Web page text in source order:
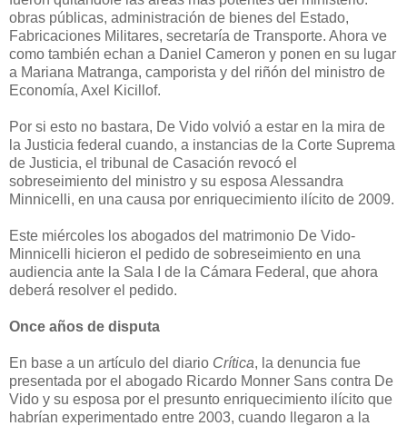
obras públicas, administración de bienes del Estado,
Fabricaciones Militares, secretaría de Transporte. Ahora ve
como también echan a Daniel Cameron y ponen en su lugar
a Mariana Matranga, camporista y del riñón del ministro de
Economía, Axel Kicillof.
Por si esto no bastara, De Vido volvió a estar en la mira de
la Justicia federal cuando, a instancias de la Corte Suprema
de Justicia, el tribunal de Casación revocó el
sobreseimiento del ministro y su esposa Alessandra
Minnicelli, en una causa por enriquecimiento ilícito de 2009.
Este miércoles los abogados del matrimonio De Vido-
Minnicelli hicieron el pedido de sobreseimiento en una
audiencia ante la Sala I de la Cámara Federal, que ahora
deberá resolver el pedido.
Once años de disputa
En base a un artículo del diario Crítica, la denuncia fue
presentada por el abogado Ricardo Monner Sans contra​ De
Vido y su esposa por el presunto enriquecimiento ilícito que
habrían experimentado entre 2003, cuando llegaron a la